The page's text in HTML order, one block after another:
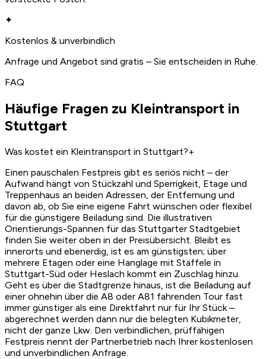
✦
Kostenlos & unverbindlich
Anfrage und Angebot sind gratis – Sie entscheiden in Ruhe.
FAQ
Häufige Fragen zu Kleintransport in
Stuttgart
Was kostet ein Kleintransport in Stuttgart?+
Einen pauschalen Festpreis gibt es seriös nicht – der
Aufwand hängt von Stückzahl und Sperrigkeit, Etage und
Treppenhaus an beiden Adressen, der Entfernung und
davon ab, ob Sie eine eigene Fahrt wünschen oder flexibel
für die günstigere Beiladung sind. Die illustrativen
Orientierungs-Spannen für das Stuttgarter Stadtgebiet
finden Sie weiter oben in der Preisübersicht. Bleibt es
innerorts und ebenerdig, ist es am günstigsten; über
mehrere Etagen oder eine Hanglage mit Stäffele in
Stuttgart-Süd oder Heslach kommt ein Zuschlag hinzu.
Geht es über die Stadtgrenze hinaus, ist die Beiladung auf
einer ohnehin über die A8 oder A81 fahrenden Tour fast
immer günstiger als eine Direktfahrt nur für Ihr Stück –
abgerechnet werden dann nur die belegten Kubikmeter,
nicht der ganze Lkw. Den verbindlichen, prüffähigen
Festpreis nennt der Partnerbetrieb nach Ihrer kostenlosen
und unverbindlichen Anfrage.